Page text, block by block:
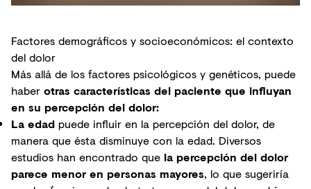
Factores demográficos y socioeconómicos: el contexto
del dolor
Más allá de los factores psicológicos y genéticos, puede
haber otras características del paciente que influyan
en su percepción del dolor:
La edad puede influir en la percepción del dolor, de
manera que ésta disminuye con la edad. Diversos
estudios han encontrado que la percepción del dolor
parece menor en personas mayores, lo que sugeriría